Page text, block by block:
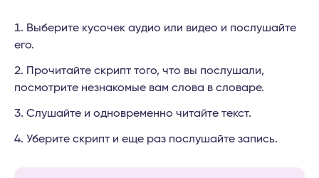
Выберите кусочек аудио или видео и послушайте
его.
Прочитайте скрипт того, что вы послушали,
посмотрите незнакомые вам слова в словаре.
Слушайте и одновременно читайте текст.
Уберите скрипт и еще раз послушайте запись.